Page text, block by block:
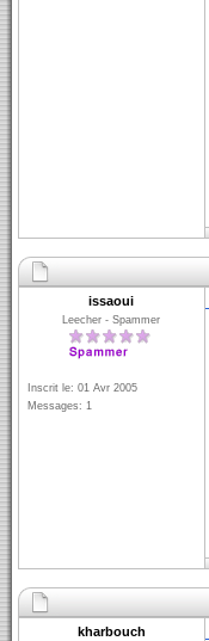
issaoui
Leecher - Spammer
Inscrit le: 01 Avr 2005
Messages: 1
kharbouch